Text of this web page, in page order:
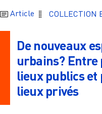
Article COLLECTION
De nouveaux
urbains?
lieux publics et
lieux privés